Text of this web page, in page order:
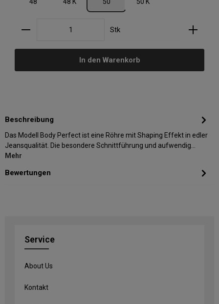
Produkt Anzahl: Gib den gewünschten Wert ein
Stk
In den Warenkorb
Beschreibung
Das Modell Body Perfect ist eine Röhre mit Shaping Effekt in edler
Jeansqualität. Die besondere Schnittführung und aufwendig…
Mehr
Bewertungen
Service
About Us
Kontakt